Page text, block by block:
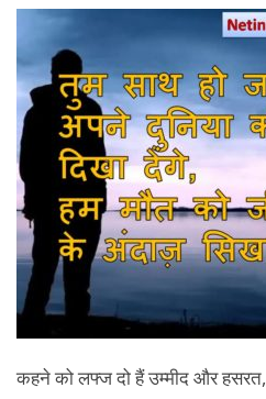
कहने को लफ्ज दो हैं उम्मीद और हसरत,